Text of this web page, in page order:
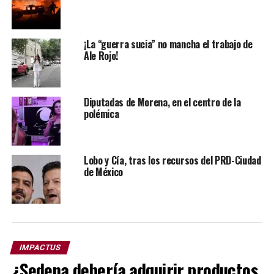
El titular de la SSPC es un personaje mediático,
admirado y querido por la gente, debido que ha logrado
¡La “guerra sucia” no mancha el trabajo de
Ale Rojo!
Diputadas de Morena, en el centro de la
polémica
Lobo y Cía, tras los recursos del PRD-Ciudad
de México
IMPACTUS